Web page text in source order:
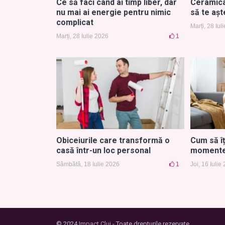
Ce să faci când ai timp liber, dar
nu mai ai energie pentru nimic
complicat
Marți, 28 Iulie 2026 1
să te
Marți, 28
Obiceiurile care transformă o
casă într-un loc personal
Sâmbătă, 18 Iulie 2026 1
Cum să
Joi, 16 Iulie